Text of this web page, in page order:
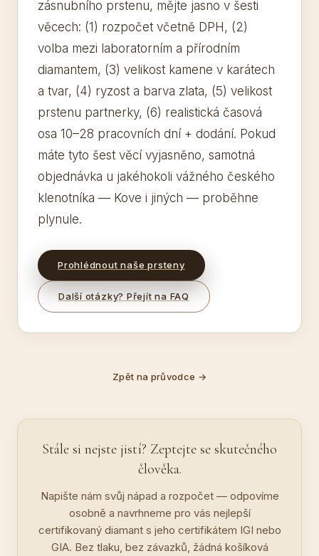
zásnubního prstenu, mějte jasno v šesti
věcech: (1) rozpočet včetně DPH, (2)
volba mezi laboratorním a přírodním
diamantem, (3) velikost kamene v karátech
a tvar, (4) ryzost a barva zlata, (5) velikost
prstenu partnerky, (6) realistická časová
osa 10–28 pracovních dní + dodání. Pokud
máte tyto šest věcí vyjasněno, samotná
objednávka u jakéhokoli vážného českého
klenotníka — Kove i jiných — proběhne
plynule.
Prohlédnout naše prsteny
Další otázky? Přejít na FAQ
Zpět na průvodce →
Stále si nejste jistí? Zeptejte se skutečného
člověka.
Napište nám svůj nápad a rozpočet — odpovíme
osobně a navrhneme pro vás nejlepší
certifikovaný diamant s jeho certifikátem IGI nebo
GIA. Bez tlaku, bez závazků, žádná košíková